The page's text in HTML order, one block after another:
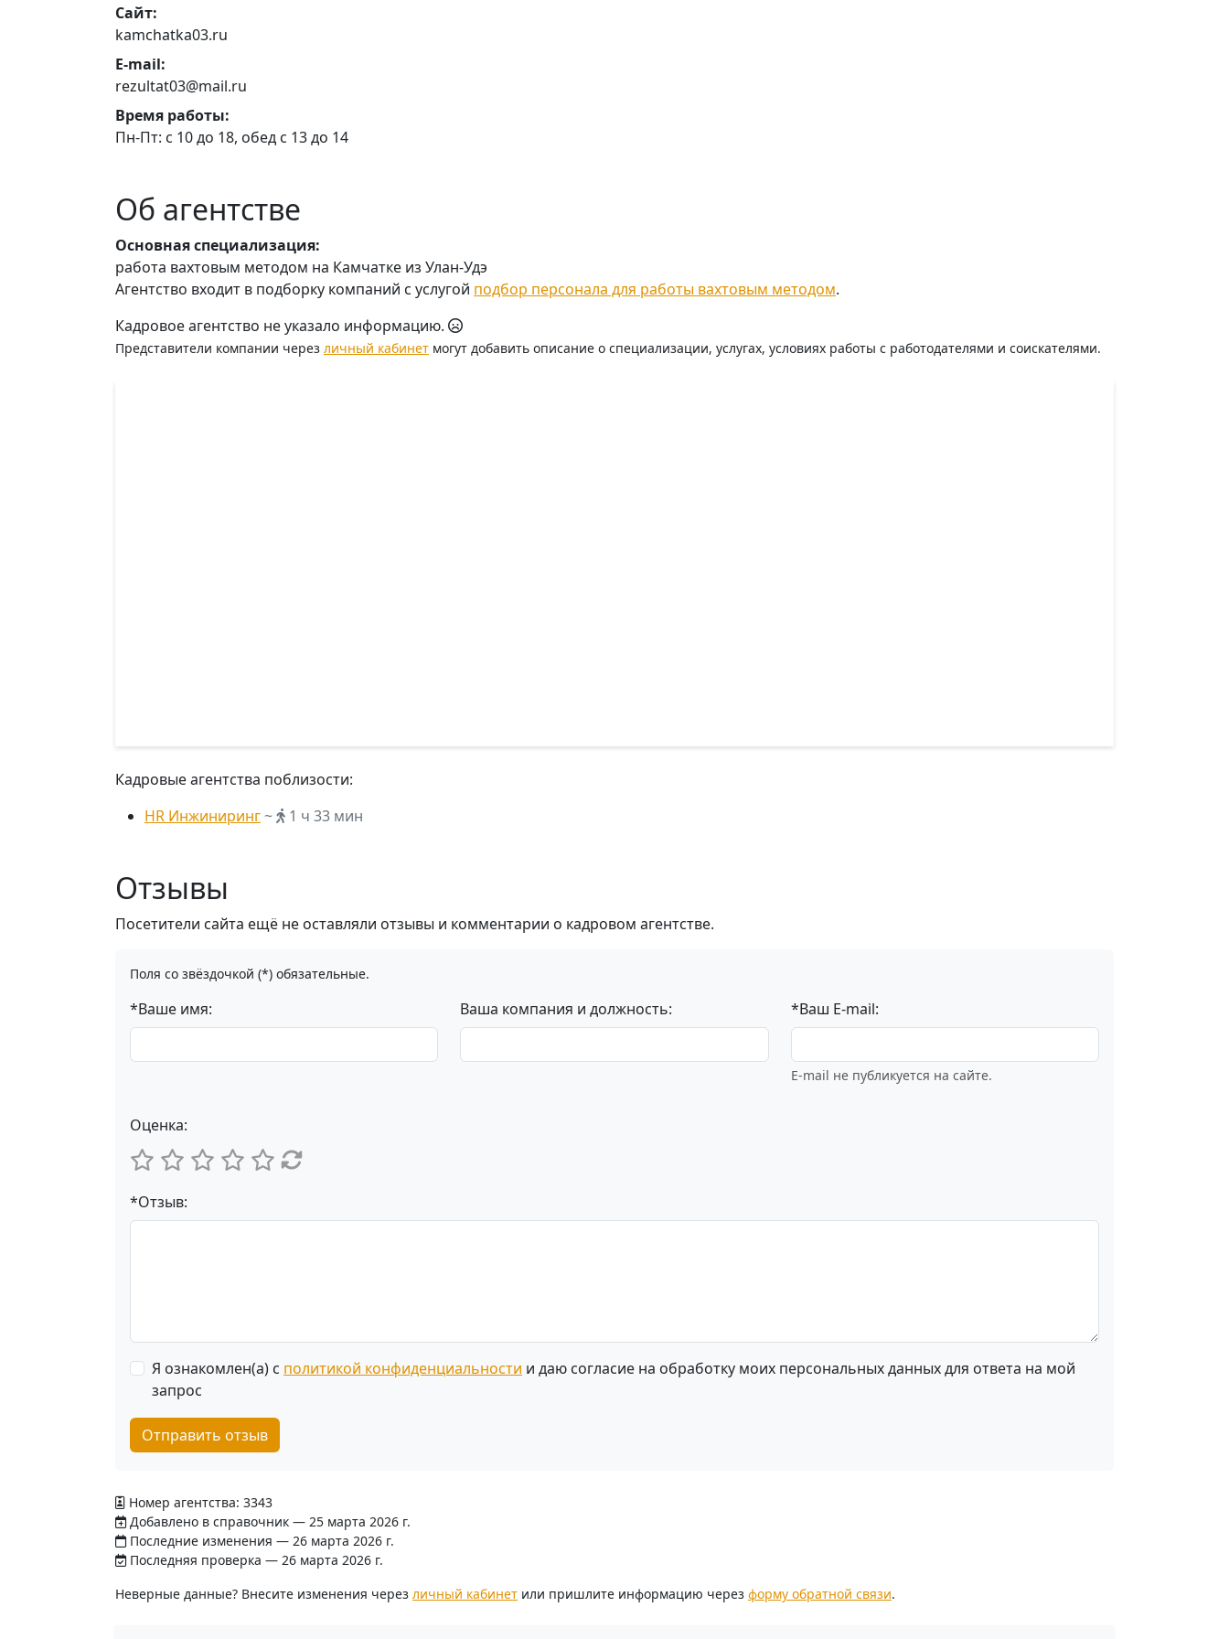
Сайт:
kamchatka03.ru
E-mail:
rezultat03@mail.ru
Время работы:
Пн-Пт: с 10 до 18, обед с 13 до 14
Об агентстве
Основная специализация:
работа вахтовым методом на Камчатке из Улан-Удэ
Агентство входит в подборку компаний с услугой подбор персонала для работы вахтовым методом.
Кадровое агентство не указало информацию.
Представители компании через личный кабинет могут добавить описание о специализации, услугах, условиях работы с работодателями и соискателями.
Кадровые агентства поблизости:
HR Инжиниринг~ 1 ч 33 мин
Отзывы
Посетители сайта ещё не оставляли отзывы и комментарии о кадровом агентстве.
Поля со звёздочкой (*) обязательные.
*Ваше имя: Ваша компания и должность: *Ваш E-mail:
E-mail не публикуется на сайте.
Оценка:
*Отзыв:
Я ознакомлен(а) с политикой конфиденциальности и даю согласие на обработку моих персональных данных для ответа на мой
запрос
Отправить отзыв
Номер агентства: 3343
Добавлено в справочник — 25 марта 2026 г.
Последние изменения — 26 марта 2026 г.
Последняя проверка — 26 марта 2026 г.
Неверные данные? Внесите изменения через личный кабинет или пришлите информацию через форму обратной связи.